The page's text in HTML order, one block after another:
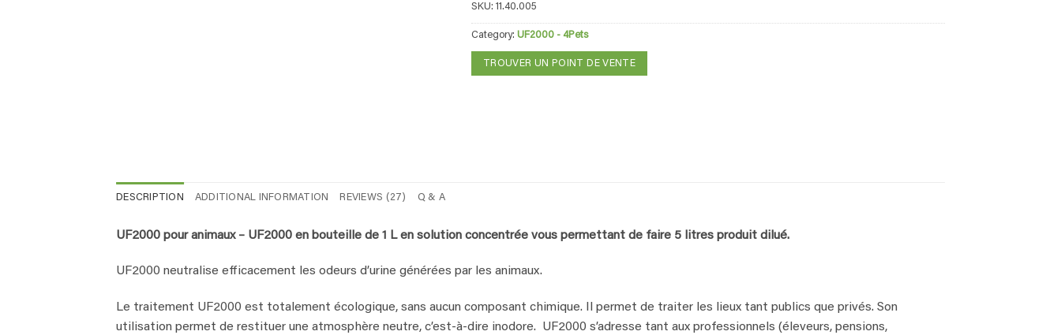
SKU: 11.40.005
Category: UF2000 - 4Pets
TROUVER UN POINT DE VENTE
DESCRIPTION ADDITIONAL INFORMATION REVIEWS (27) Q & A
UF2000 pour animaux – UF2000 en bouteille de 1 L en solution concentrée vous permettant de faire 5 litres produit dilué.
UF2000 neutralise efficacement les odeurs d’urine générées par les animaux.
Le traitement UF2000 est totalement écologique, sans aucun composant chimique. Il permet de traiter les lieux tant publics que privés. Son
utilisation permet de restituer une atmosphère neutre, c’est-à-dire inodore. UF2000 s’adresse tant aux professionnels (éleveurs, pensions,